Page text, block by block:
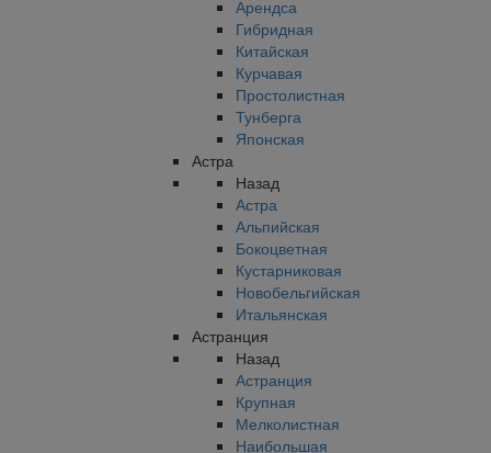
Арендса
Гибридная
Китайская
Курчавая
Простолистная
Тунберга
Японская
Астра
Назад
Астра
Альпийская
Бокоцветная
Кустарниковая
Новобельгийская
Итальянская
Астранция
Назад
Астранция
Крупная
Мелколистная
Наибольшая